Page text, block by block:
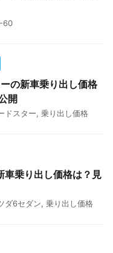
60
の新車乗り出し価格
開
ドスター, 乗り出し価格
車乗り出し価格は？見
ダ6セダン, 乗り出し価格